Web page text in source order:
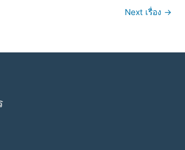
Next เรื่อง →